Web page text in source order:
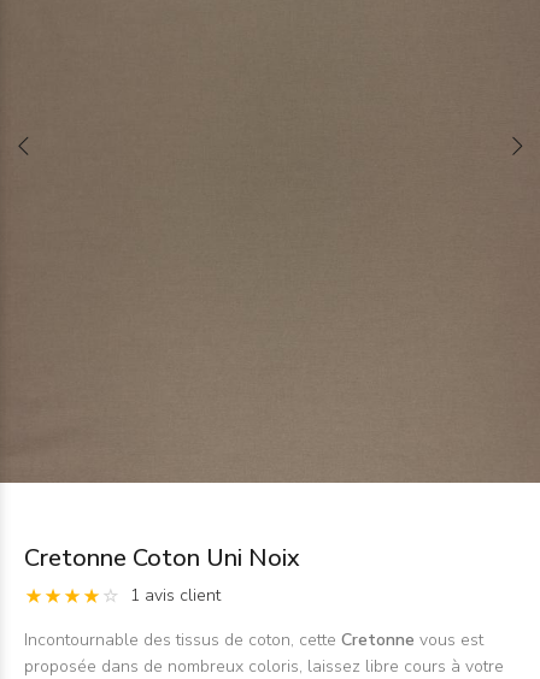
Cretonne Coton Uni Noix
1 avis client
Incontournable des tissus de coton, cette Cretonne vous est
proposée dans de nombreux coloris, laissez libre cours à votre